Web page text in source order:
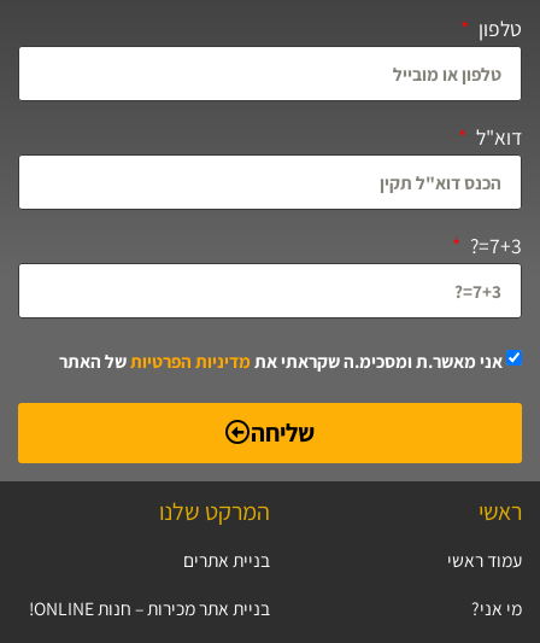
טלפון
דוא"ל
7+3=?
אני מאשר.ת ומסכימ.ה שקראתי את מדיניות הפרטיותשל האתר
שליחה
ראשי
עמוד ראשי
מי אני?
המרקט שלנו
בניית אתרים
בניית אתר מכירות – חנות ONLINE!